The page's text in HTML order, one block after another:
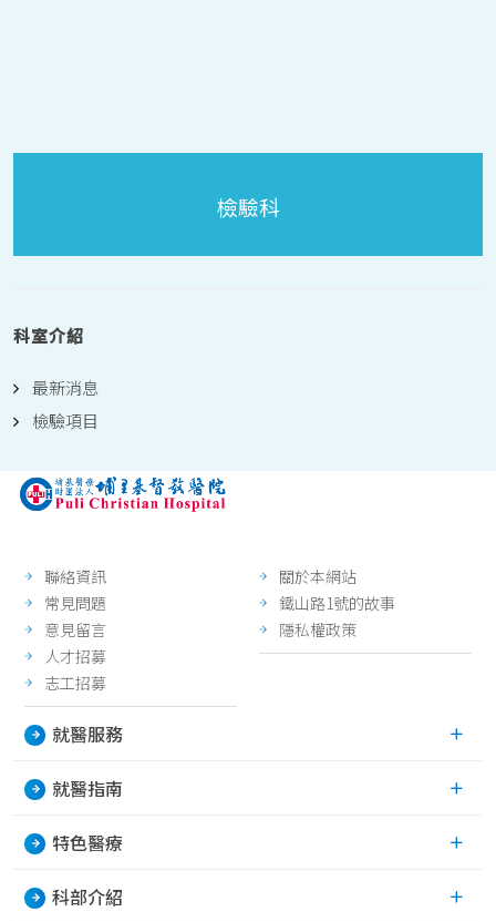
檢驗科
科室介紹
最新消息
檢驗項目
聯絡資訊
常見問題
意見留言
人才招募
志工招募
關於本網站
鐵山路1號的故事
隱私權政策
就醫服務
就醫指南
特色醫療
科部介紹